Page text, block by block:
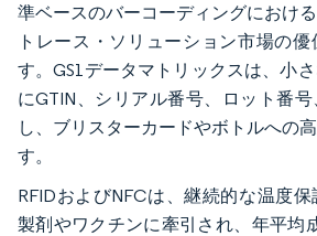
準ベースのバーコーディングにおけ
トレース・ソリューション市場の
す。GS1データマトリックスは、小
にGTIN、シリアル番号、ロット番
し、ブリスターカードやボトルへの
す。
RFIDおよびNFCは、継続的な温度
製剤やワクチンに牽引され、年平均